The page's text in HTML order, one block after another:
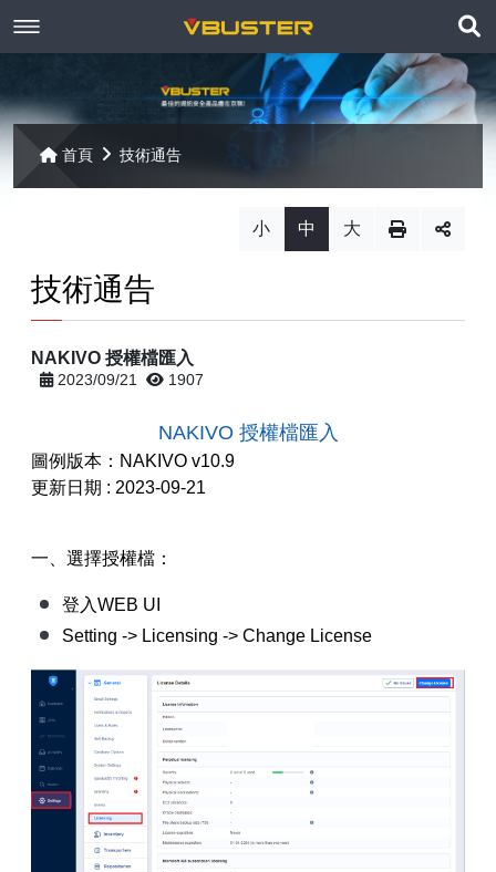
開
聯絡我們
最新消息
產品資訊
Mac 解決方案
Open-E
Open-E JovianDSS
Open-E DSS V7 SOHO
共同供應契約
【已停止】電腦軟體 ( LP5-102040 )
【已停止】電腦週邊設備 ( LP5-102072 )
相關下載
遠端支援
相關連結
相關連結
首頁 技術通告
小 中 大
技術通告
NAKIVO 授權檔匯入
2023/09/21 1907
NAKIVO 授權檔匯入
圖例版本：NAKIVO v10.9
更新日期 : 2023-09-21
一、選擇授權檔：
登入WEB UI
Setting -> Licensing -> Change License